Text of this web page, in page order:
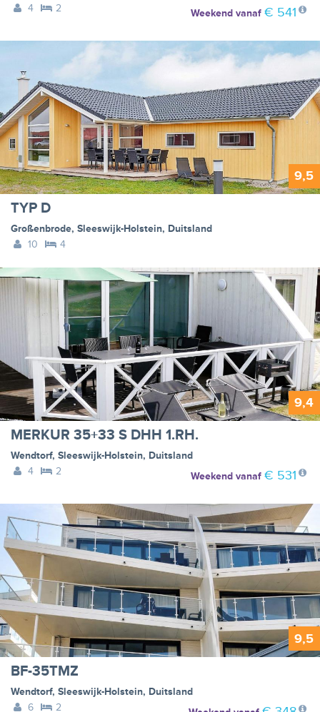
4
2 Weekendvanaf € 541
9,5
TYP D
Großenbrode, Sleeswijk-Holstein, Duitsland
10
4
9,4
MERKUR 35+33 S DHH 1.RH.
Wendtorf, Sleeswijk-Holstein, Duitsland
4
2 Weekendvanaf € 531
9,5
BF-35TMZ
Wendtorf, Sleeswijk-Holstein, Duitsland
6
2